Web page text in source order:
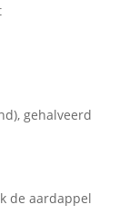
gehalveerd
de aardappel